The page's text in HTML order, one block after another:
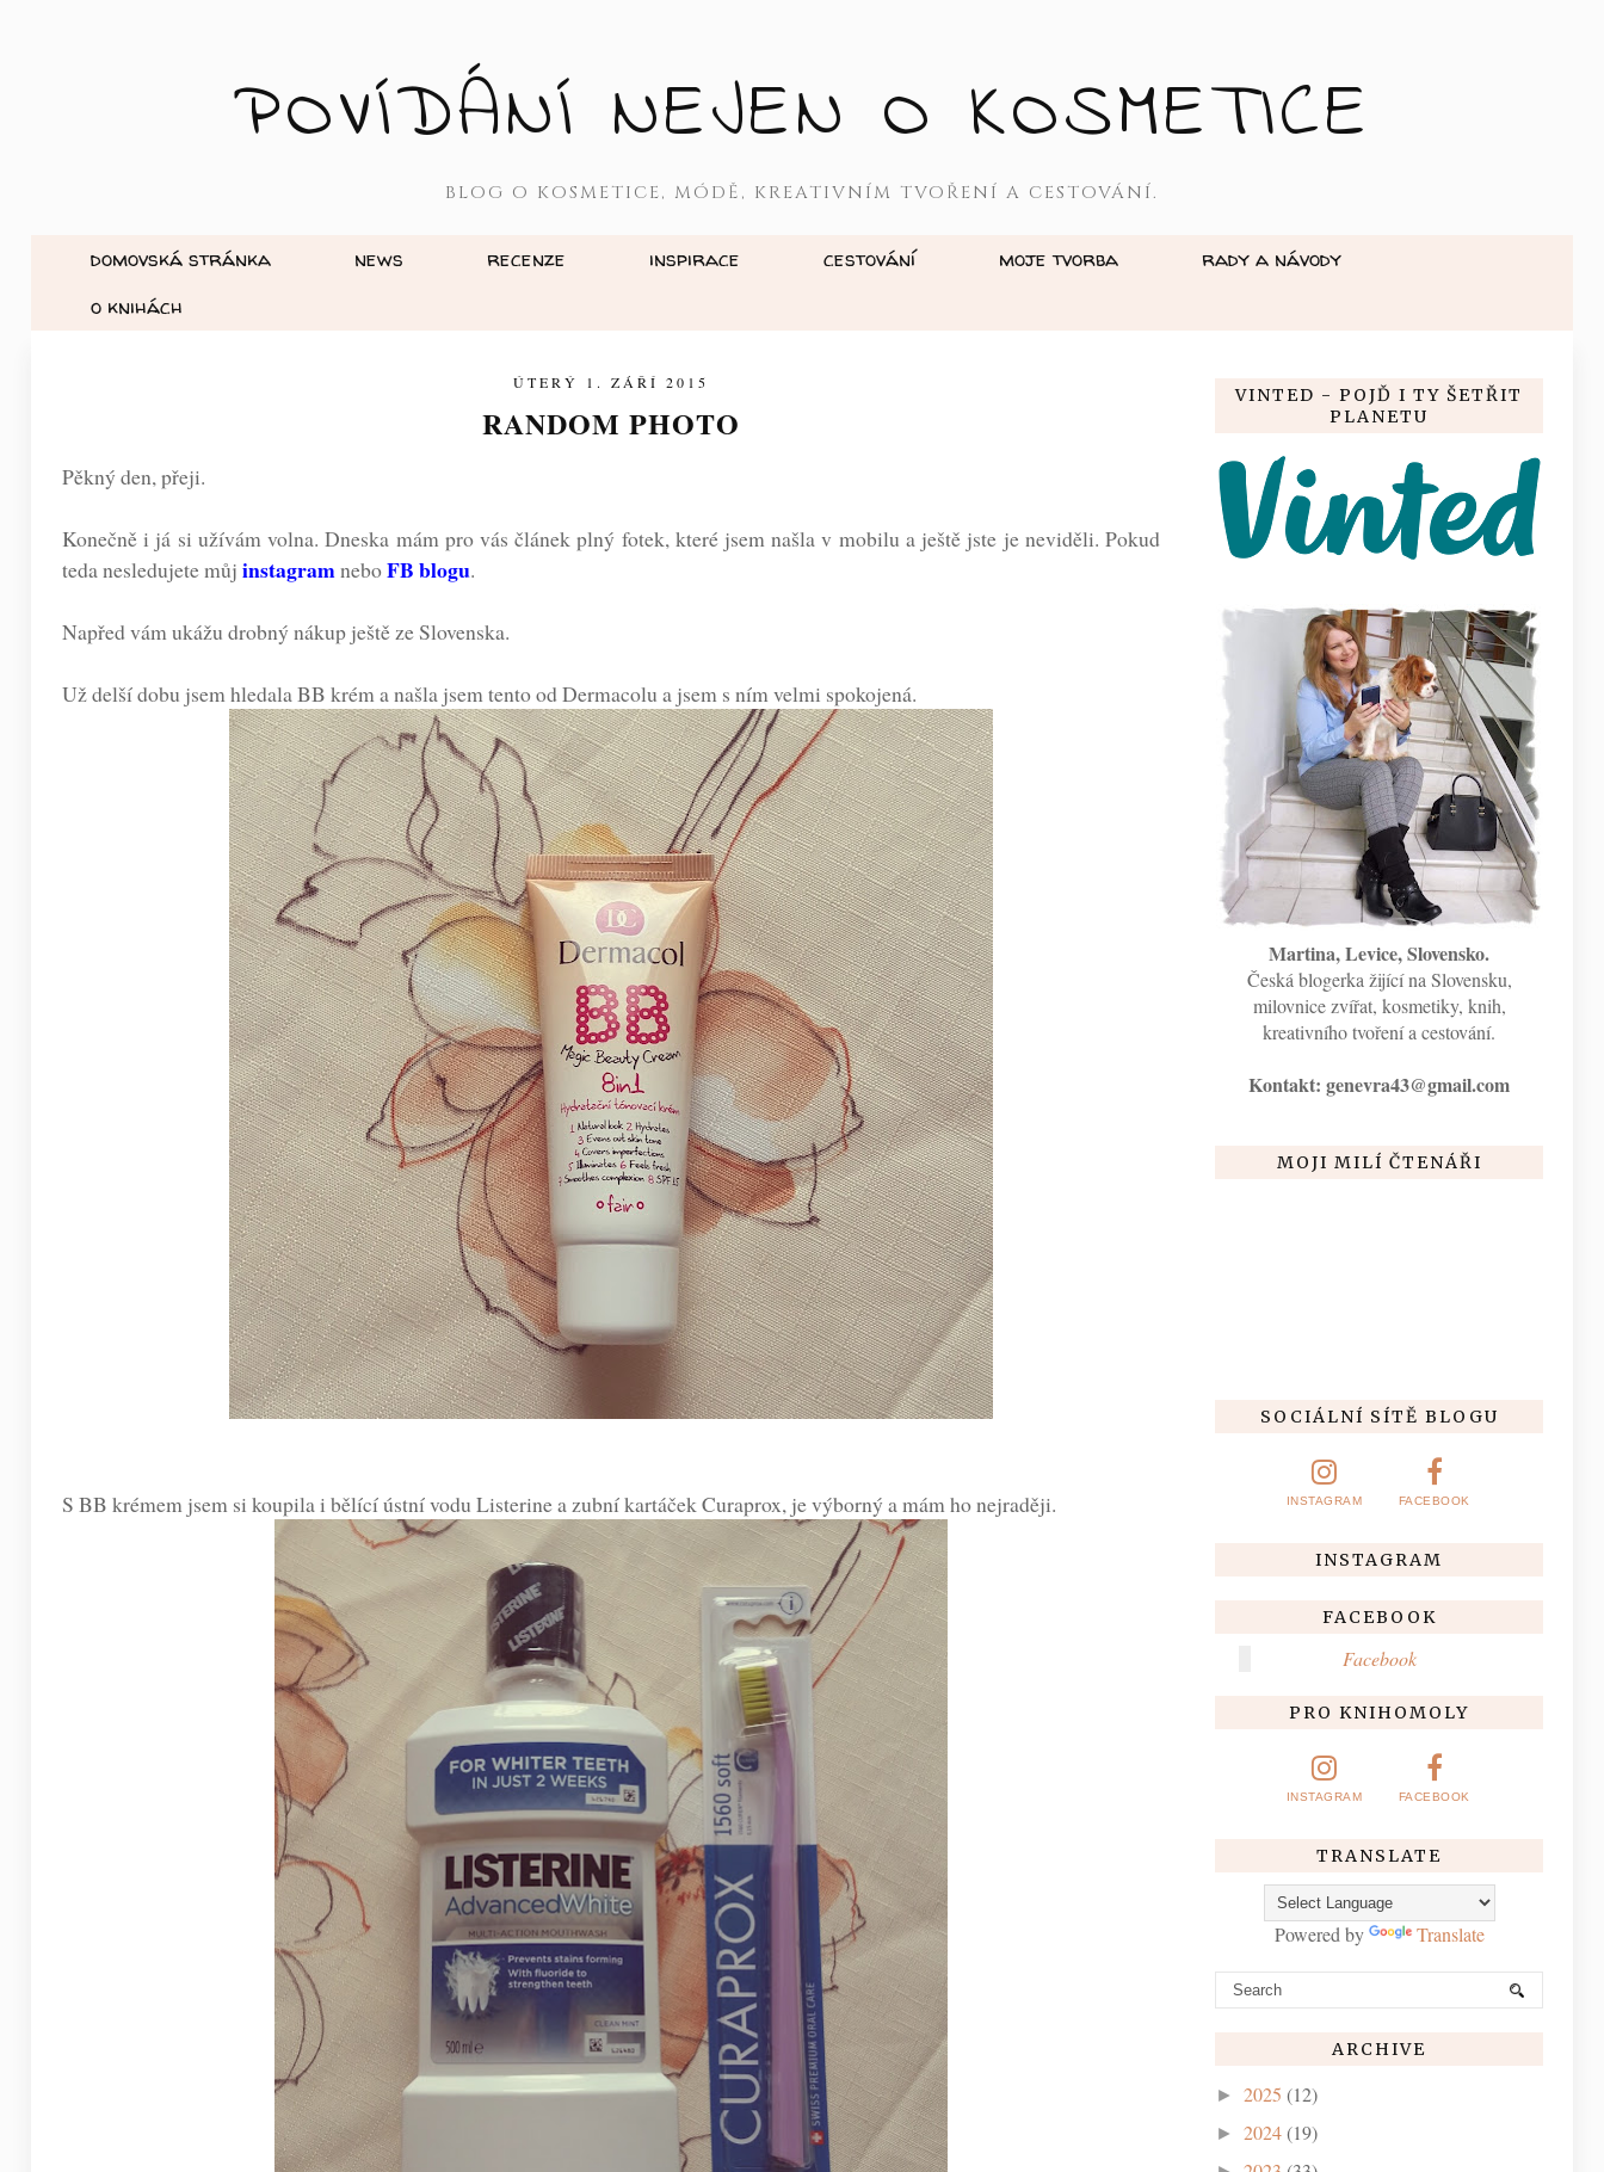
POVÍDÁNÍ NEJEN O KOSMETICE
BLOG O KOSMETICE, MÓDĚ, KREATIVNÍM TVOŘENÍ A CESTOVÁNÍ.
domovská stránka news recenze inspirace cestování moje tvorba
rady a návody
o knihách
ÚTERÝ 1. ZÁŘÍ 2015
RANDOM PHOTO
Pěkný den, přeji.
Konečně i já si užívám volna. Dneska mám pro vás článek plný fotek, které jsem našla v mobilu a ještě jste je neviděli. Pokud
teda nesledujete můj instagramneboFB blogu.
Napřed vám ukážu drobný nákup ještě ze Slovenska.
Už delší dobu jsem hledala BB krém a našla jsem tento od Dermacolu a jsem s ním velmi spokojená.
S BB krémem jsem si koupila i bělící ústní vodu Listerine a zubní kartáček Curaprox, je výborný a mám ho nejraději.
VINTED - POJĎ I TY ŠETŘIT
PLANETU
Martina, Levice, Slovensko.
Česká blogerka žijící na Slovensku,
milovnice zvířat, kosmetiky, knih,
kreativního tvoření a cestování.
Kontakt: genevra43@gmail.com
MOJI MILÍ ČTENÁŘI
SOCIÁLNÍ SÍTĚ BLOGU
INSTAGRAM FACEBOOK
INSTAGRAM
FACEBOOK
Facebook
PRO KNIHOMOLY
INSTAGRAM FACEBOOK
TRANSLATE
Powered by Translate
ARCHIVE
► 2025 (12)
► 2024(19)